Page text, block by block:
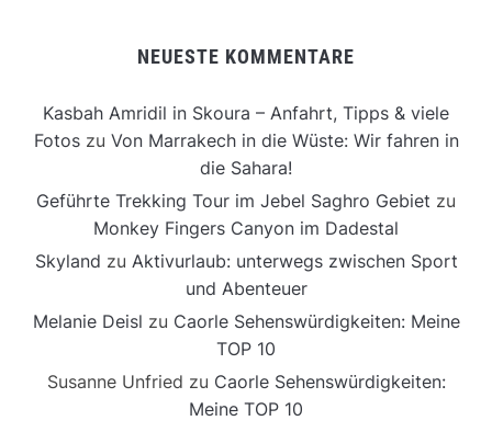
NEUESTE KOMMENTARE
Kasbah Amridil in Skoura – Anfahrt, Tipps & viele
Fotoszu Von Marrakech in die Wüste: Wir fahren in
die Sahara!
Geführte Trekking Tour im Jebel Saghro Gebiet zu
Monkey Fingers Canyon im Dadestal
Skyland zu Aktivurlaub: unterwegs zwischen Sport
und Abenteuer
Melanie Deisl zu Caorle Sehenswürdigkeiten: Meine
TOP 10
Susanne Unfried zu Caorle Sehenswürdigkeiten:
Meine TOP 10